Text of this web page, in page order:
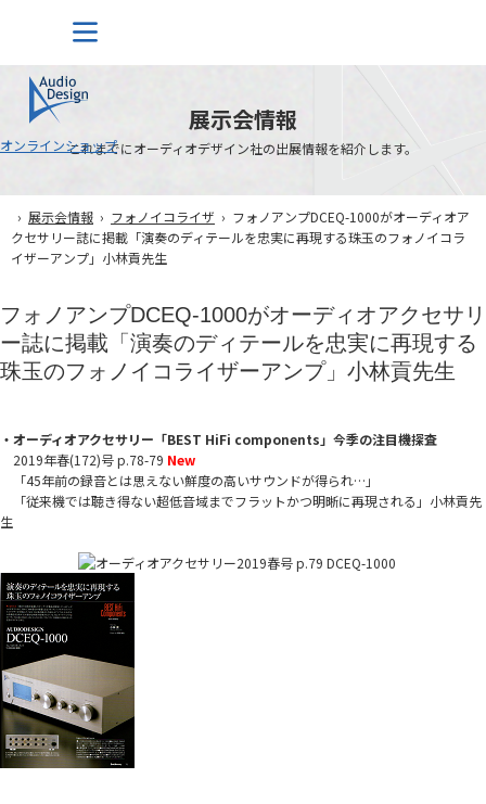
オンラインショップ
展示会情報
これまでにオーディオデザイン社の出展情報を紹介します。
› 展示会情報 › フォノイコライザ › フォノアンプDCEQ-1000がオーディオア
クセサリー誌に掲載「演奏のディテールを忠実に再現する珠玉のフォノイコラ
イザーアンプ」小林貢先生
フォノアンプDCEQ-1000がオーディオアクセサリ
ー誌に掲載「演奏のディテールを忠実に再現する
珠玉のフォノイコライザーアンプ」小林貢先生
・オーディオアクセサリー「BEST HiFi components」今季の注目機探査
2019年春(172)号 p.78-79 New
「45年前の録音とは思えない鮮度の高いサウンドが得られ…」
「従来機では聴き得ない超低音域までフラットかつ明晰に再現される」小林貢先
生